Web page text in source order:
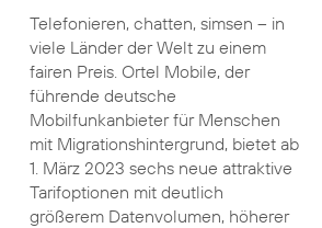
Telefonieren, chatten, simsen – in
viele Länder der Welt zu einem
fairen Preis. Ortel Mobile, der
führende deutsche
Mobilfunkanbieter für Menschen
mit Migrationshintergrund, bietet ab
1. März 2023 sechs neue attraktive
Tarifoptionen mit deutlich
größerem Datenvolumen, höherer